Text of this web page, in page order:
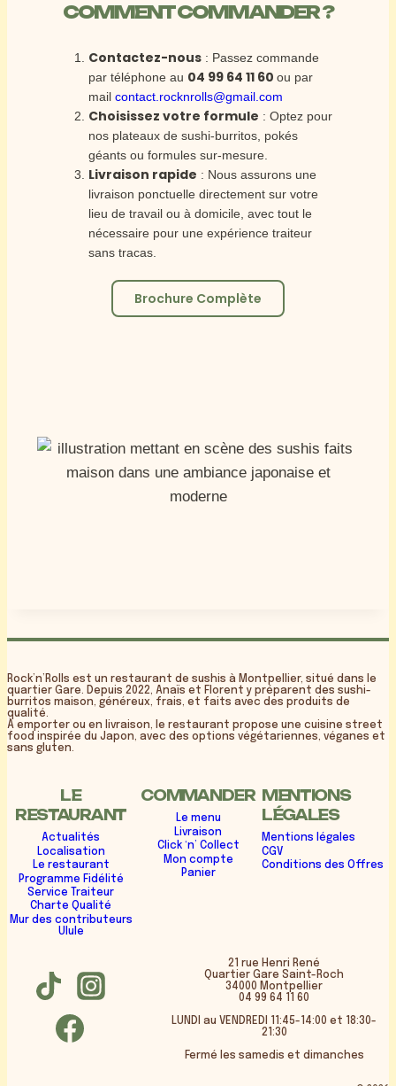
COMMENT COMMANDER ?
Contactez-nous : Passez commande
par téléphone au 04 99 64 11 60 ou par
mail contact.rocknrolls@gmail.com
Choisissez votre formule : Optez pour
nos plateaux de sushi-burritos, pokés
géants ou formules sur-mesure.
Livraison rapide : Nous assurons une
livraison ponctuelle directement sur votre
lieu de travail ou à domicile, avec tout le
nécessaire pour une expérience traiteur
sans tracas.
Brochure Complète
Rock’n’Rolls est un restaurant de sushis à Montpellier, situé dans le
quartier Gare. Depuis 2022, Anaïs et Florent y préparent des sushi-
burritos maison, généreux, frais, et faits avec des produits de
qualité.
À emporter ou en livraison, le restaurant propose une cuisine street
food inspirée du Japon, avec des options végétariennes, véganes et
sans gluten.
LE
RESTAURANT
Actualités
Localisation
Le restaurant
Programme Fidélité
Service Traiteur
Charte Qualité
Mur des contributeurs
Ulule
COMMANDER
Le menu
Livraison
Click ‘n’ Collect
Mon compte
Panier
MENTIONS
LÉGALES
Mentions légales
CGV
Conditions des Offres
21 rue Henri René
Quartier Gare Saint-Roch
34000 Montpellier
04 99 64 11 60
LUNDI au VENDREDI 11:45-14:00 et 18:30-
21:30
Fermé les samedis et dimanches